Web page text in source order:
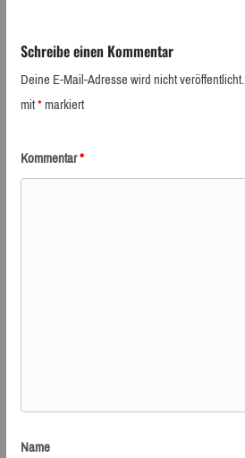
Schreibe einen Kommentar
Deine E-Mail-Adresse wird nicht veröffentlicht.
mit*markiert
Kommentar*
Name